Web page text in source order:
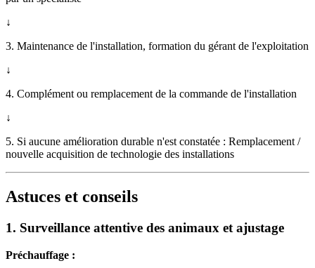
↓
3. Maintenance de l'installation, formation du gérant de l'exploitation
↓
4. Complément ou remplacement de la commande de l'installation
↓
5. Si aucune amélioration durable n'est constatée : Remplacement /
nouvelle acquisition de technologie des installations
Astuces et conseils
1. Surveillance attentive des animaux et ajustage
Préchauffage :